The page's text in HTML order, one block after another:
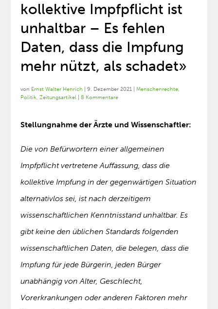
kollektive Impfpflicht ist
unhaltbar – Es fehlen
Daten, dass die Impfung
mehr nützt, als schadet»
von Ernst Walter Henrich |9. Dezember 2021 Menschenrechte,
Politik,Zeitungsartikel |8 Kommentare
Stellungnahme der Ärzte und Wissenschaftler:
Die von Befürwortern einer allgemeinen
Impfpflicht vertretene Auffassung, dass die
kollektive Impfung in der gegenwärtigen Situation
alternativlos sei, ist nach derzeitigem
wissenschaftlichen Kenntnisstand unhaltbar. Es
gibt keine den üblichen Standards folgenden
wissenschaftlichen Daten, die belegen, dass die
Impfung für jede Bürgerin, jeden Bürger
unabhängig von Alter, Geschlecht,
Vorerkrankungen oder anderen Faktoren mehr